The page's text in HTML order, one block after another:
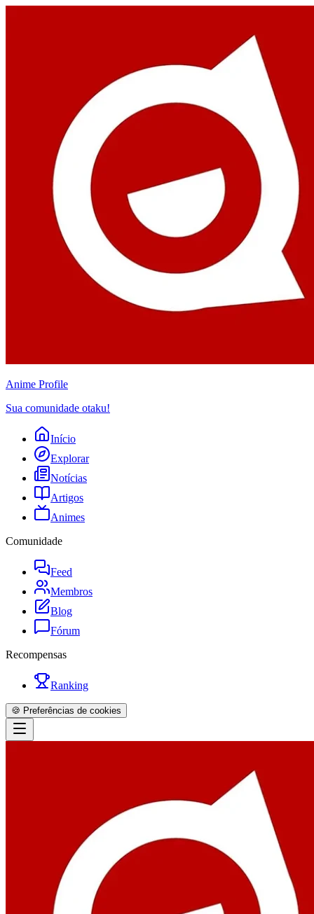
Anime Profile
Sua comunidade otaku!
Início
Explorar
Notícias
Artigos
Animes
Comunidade
Feed
Membros
Blog
Fórum
Recompensas
Ranking
🍪 Preferências de cookies